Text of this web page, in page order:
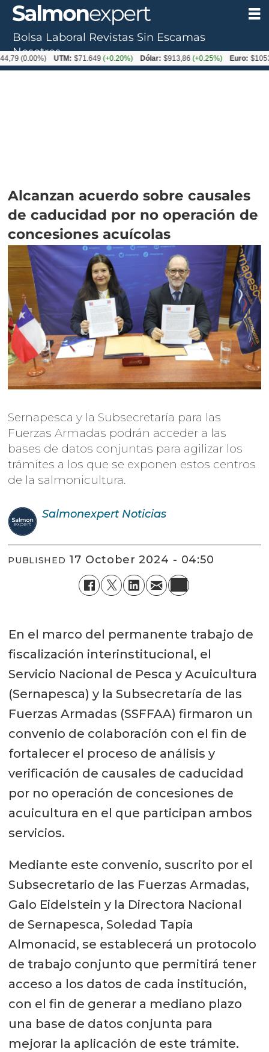
Alcanzan acuerdo sobre causales
de caducidad por no operación de
concesiones acuícolas
Sernapesca y la Subsecretaría para las
Fuerzas Armadas podrán acceder a las
bases de datos conjuntas para agilizar los
trámites a los que se exponen estos centros
de la salmonicultura.
Salmonexpert Noticias
PUBLISHED 17 October 2024 - 04:50
En el marco del permanente trabajo de
fiscalización interinstitucional, el
Servicio Nacional de Pesca y Acuicultura
(Sernapesca) y la Subsecretaría de las
Fuerzas Armadas (SSFFAA) firmaron un
convenio de colaboración con el fin de
fortalecer el proceso de análisis y
verificación de causales de caducidad
por no operación de concesiones de
acuicultura en el que participan ambos
servicios.
Mediante este convenio, suscrito por el
Subsecretario de las Fuerzas Armadas,
Galo Eidelstein y la Directora Nacional
de Sernapesca, Soledad Tapia
Almonacid, se establecerá un protocolo
de trabajo conjunto que permitirá tener
acceso a los datos de cada institución,
con el fin de generar a mediano plazo
una base de datos conjunta para
mejorar la aplicación de este trámite.
Bolsa Laboral Revistas Sin Escamas
Nosotros
UTM: $71.649(+0.20%) Dólar: $913,86(+0.25%) Euro: $1053,08(-